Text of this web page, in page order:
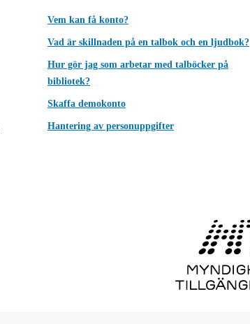
Vem kan få konto?
Vad är skillnaden på en talbok och en ljudbok?
Hur gör jag som arbetar med talböcker på
bibliotek?
Skaffa demokonto
Hantering av personuppgifter